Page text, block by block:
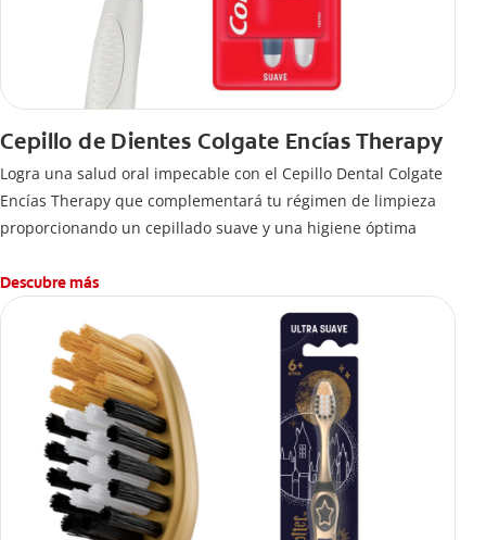
Cepillo de Dientes Colgate Encías Therapy
Logra una salud oral impecable con el Cepillo Dental Colgate
Encías Therapy que complementará tu régimen de limpieza
proporcionando un cepillado suave y una higiene óptima
Descubre más